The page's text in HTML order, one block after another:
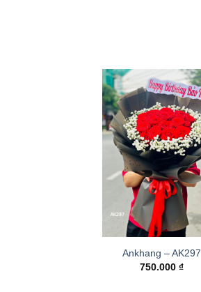
Ankhang – AK297
750.000 ₫